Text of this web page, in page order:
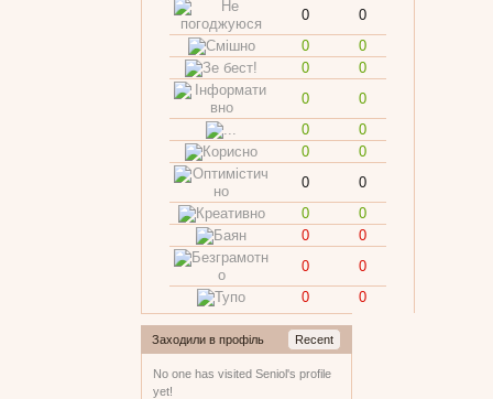
0
0
0
0
0
0
0
0
0
0
0
0
0
0
0
0
0
0
0
0
0
0
Заходили в профіль Recent
No one has visited Seniol's profile
yet!